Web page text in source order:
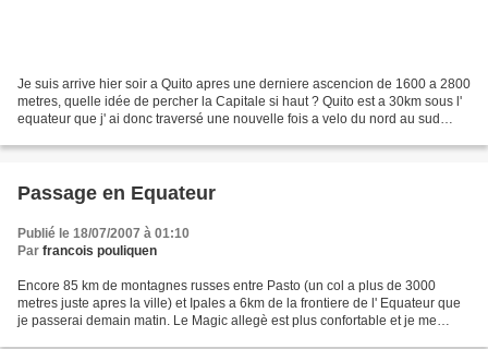
Je suis arrive hier soir a Quito apres une derniere ascencion de 1600 a 2800
metres, quelle idée de percher la Capitale si haut ? Quito est a 30km sous l'
equateur que j' ai donc traversé une nouvelle fois a velo du nord au sud
Passage en Equateur
Publié le 18/07/2007 à 01:10
Par francois pouliquen
Encore 85 km de montagnes russes entre Pasto (un col a plus de 3000
metres juste apres la ville) et Ipales a 6km de la frontiere de l' Equateur que
je passerai demain matin. Le Magic allegè est plus confortable et je me